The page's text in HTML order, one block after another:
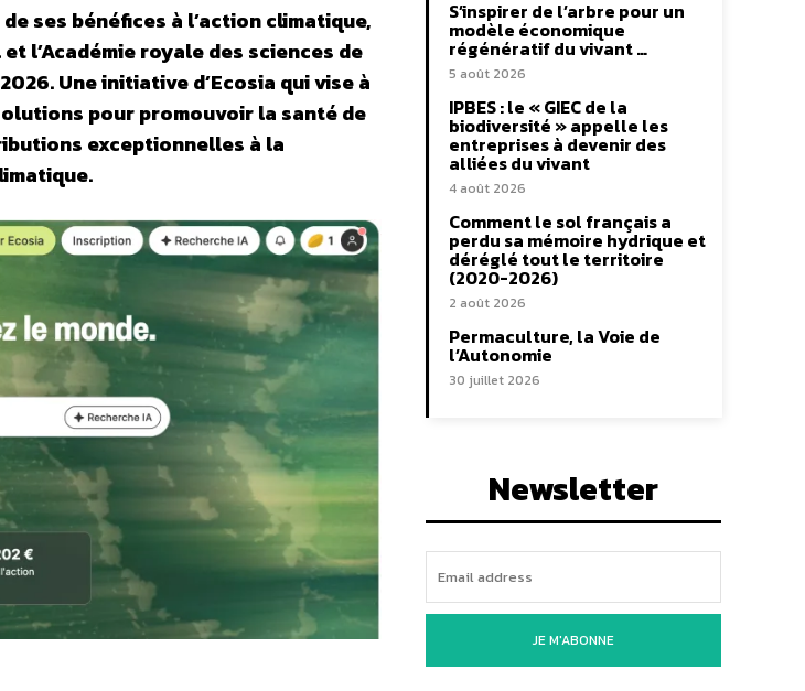
ses bénéfices à l’action climatique,
l’Académie royale des sciences de
Une initiative d’Ecosia qui vise à
pour promouvoir la santé de
exceptionnelles à la
S’inspirer de l’arbre pour un
modèle économique
régénératif du vivant …
5 août 2026
IPBES : le « GIEC de la
biodiversité » appelle les
entreprises à devenir des
alliées du vivant
4 août 2026
Comment le sol français a
perdu sa mémoire hydrique et
déréglé tout le territoire
(2020-2026)
2 août 2026
Permaculture, la Voie de
l’Autonomie
30 juillet 2026
Newsletter
JE M'ABONNE